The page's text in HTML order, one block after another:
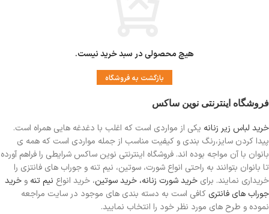
هیچ محصولی در سبد خرید نیست.
بازگشت به فروشگاه
فروشگاه اینترنتی نوین ساکس
خرید لباس زیر زنانه یکی از مواردی است که اغلب با دغدغه هایی همراه است.
پیدا کردن سایز،رنگ بندی و کیفیت مناسب از جمله مواردی است که همه ی
بانوان با آن مواجه بوده اند. فروشگاه اینترنتی نوین ساکس شرایطی را فراهم آورده
تا بانوان بتوانند به راحتی انواع شورت، سوتین، نیم تنه و جوراب های فانتزی را
خریداری نمایند. برای خرید شورت زنانه، خرید سوتین، خرید انواع نیم تنه و خرید
جوراب های فانتری کافی است به دسته بندی های موجود در سایت مراجعه
نموده و طرح های مورد نظر خود را انتخاب نمایید.